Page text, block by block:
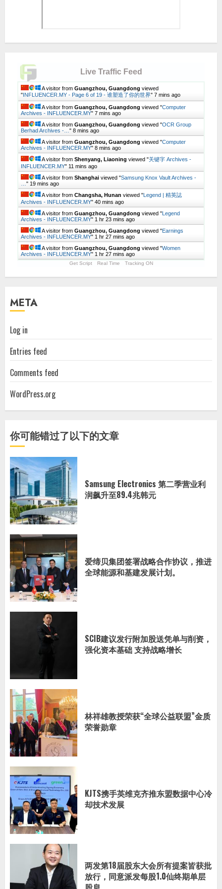
Live Traffic Feed
A visitor from Guangzhou, Guangdong viewed
"INFLUENCER.MY - Page 6 of 19 - 谁塑造了你的世界" 7 mins ago
A visitor from Guangzhou, Guangdong viewed "Computer
Archives - INFLUENCER.MY" 7 mins ago
A visitor from Guangzhou, Guangdong viewed "OCR Group
Berhad Archives -… " 8 mins ago
A visitor from Guangzhou, Guangdong viewed "Computer
Archives - INFLUENCER.MY" 8 mins ago
A visitor from Shenyang, Liaoning viewed "关键字 Archives -
INFLUENCER.MY" 11 mins ago
A visitor from Shanghai viewed "Samsung Knox Vault Archives -
" 19 mins ago
A visitor from Changsha, Hunan viewed "Legend | 精英誌
Archives - INFLUENCER.MY" 40 mins ago
A visitor from Guangzhou, Guangdong viewed "Legend
Archives - INFLUENCER.MY" 1 hr 23 mins ago
A visitor from Guangzhou, Guangdong viewed "Earnings
Archives - INFLUENCER.MY" 1 hr 27 mins ago
A visitor from Guangzhou, Guangdong viewed "Women
Archives - INFLUENCER.MY" 1 hr 27 mins ago
Get Script Real Time Tracking ON
META
Log in
Entries feed
Comments feed
WordPress.org
你可能错过了以下的文章
Samsung Electronics 第二季营业利
润飙升至89.4兆韩元
爱缔贝集团签署战略合作协议，推进
全球能源和基建发展计划。
SCIB建议发行附加股送凭单与削资，
强化资本基础 支持战略增长
林祥雄教授荣获“全球公益联盟”金质
荣誉勋章
KJTS携手英维克齐推东盟数据中心冷
却技术发展
两发第18届股东大会所有提案皆获批
放行，同意派发每股1.0仙终期单层